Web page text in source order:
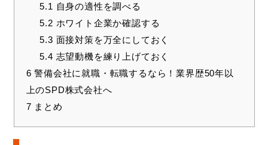
5.1 自身の適性を調べる
5.2 ホワイト企業か確認する
5.3 面接対策を万全にしておく
5.4 志望動機を練り上げておく
6 警備会社に就職・転職するなら！業界歴50年以
上のSPD株式会社へ
7 まとめ